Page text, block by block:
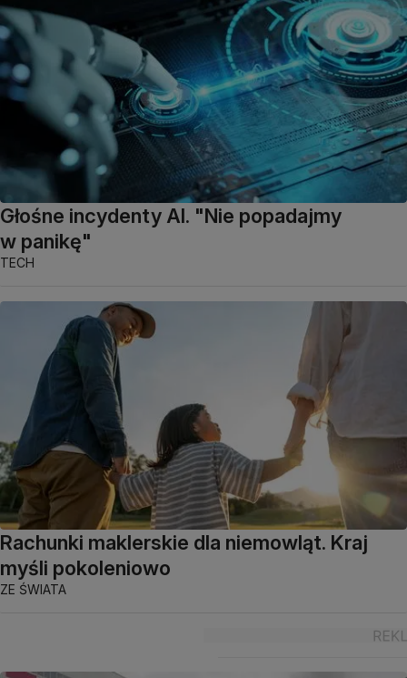
Głośne incydenty AI. "Nie popadajmy
w panikę"
TECH
Rachunki maklerskie dla niemowląt. Kraj
myśli pokoleniowo
ZE ŚWIATA